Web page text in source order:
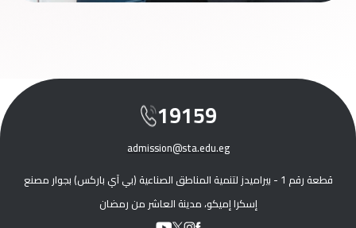
19159
admission@sta.edu.eg
قطعة رقم 1 - بيراميدز لتنمية المناطق الصناعية (بي آي باركس) بجوار مصنع
إسكرا إميكو، مدينة العاشر من رمضان